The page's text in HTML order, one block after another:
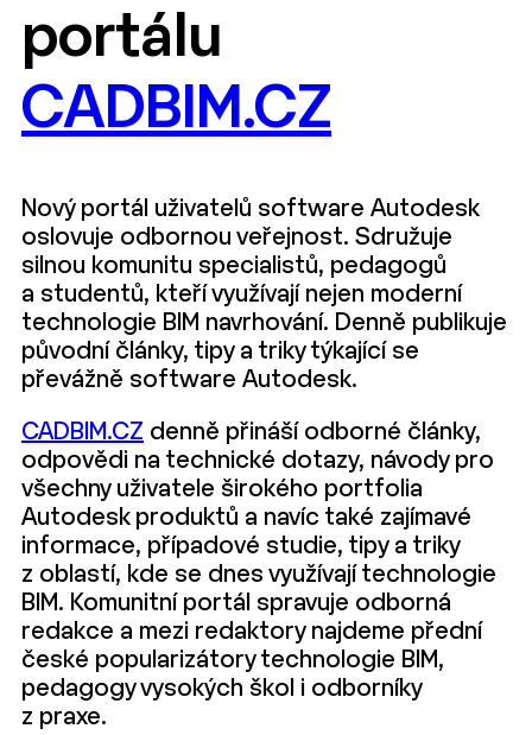
portálu
CADBIM.CZ
Nový portál uživatelů software Autodesk
oslovuje odbornou veřejnost. Sdružuje
silnou komunitu specialistů, pedagogů
a studentů, kteří využívají nejen moderní
technologie BIM navrhování. Denně publikuje
původní články, tipy a triky týkající se
převážně software Autodesk.
CADBIM.CZ denně přináší odborné články,
odpovědi na technické dotazy, návody pro
všechny uživatele širokého portfolia
Autodesk produktů a navíc také zajímavé
informace, případové studie, tipy a triky
z oblastí, kde se dnes využívají technologie
BIM. Komunitní portál spravuje odborná
redakce a mezi redaktory najdeme přední
české popularizátory technologie BIM,
pedagogy vysokých škol i odborníky
z praxe.